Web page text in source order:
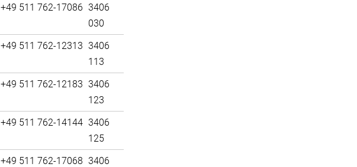
+49 511 762-17086 3406
030
+49 511 762-12313 3406
113
+49 511 762-12183 3406
123
+49 511 762-14144 3406
125
+49 511 762-17068 3406